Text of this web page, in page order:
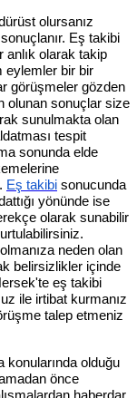
olursanız
Eş takibi
anlık olarak takip
eylemler bir bir
görüşmeler gözden
olunan sonuçlar size
sunulmakta olan
tespit
sonunda elde
Eş takibi sonucunda
yönünde ise
olarak sunabilir
neden olan
belirsizlikler içinde
eş takibi
ile irtibat kurmanız
talep etmeniz
konularında olduğu
önce